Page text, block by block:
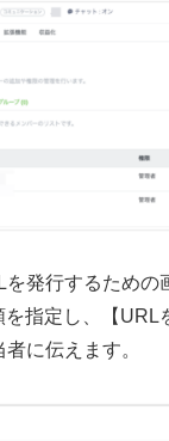
発行するための
指定し、【URL
に伝えます。